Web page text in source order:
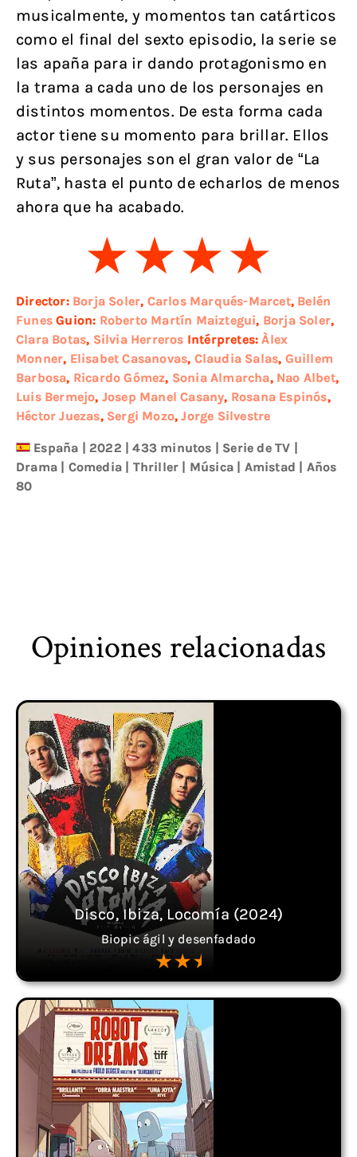
musicalmente, y momentos tan catárticos
como el final del sexto episodio, la serie se
las apaña para ir dando protagonismo en
la trama a cada uno de los personajes en
distintos momentos. De esta forma cada
actor tiene su momento para brillar. Ellos
y sus personajes son el gran valor de “La
Ruta”, hasta el punto de echarlos de menos
ahora que ha acabado.
Director: Borja Soler, Carlos Marqués-Marcet, Belén
Funes Guion: Roberto Martín Maiztegui, Borja Soler,
Clara Botas, Silvia Herreros Intérpretes:Àlex
Monner, Elisabet Casanovas, Claudia Salas, Guillem
Barbosa, Ricardo Gómez, Sonia Almarcha, Nao Albet,
Luis Bermejo, Josep Manel Casany, Rosana Espinós,
Héctor Juezas, Sergi Mozo,Jorge Silvestre
España |2022 | 433 minutos Serie de TV
Drama
Comedia Thriller Música Amistad
Años
80
Opiniones relacionadas
Disco, Ibiza, Locomía (2024)
Biopic ágil y desenfadado